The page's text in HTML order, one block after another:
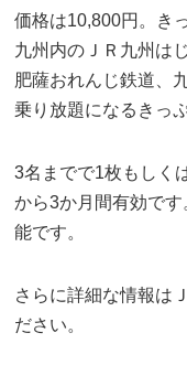
価格は10,800円。き
九州内のＪＲ九州は
肥薩おれんじ鉄道、
乗り放題になるきっ
3名までで1枚もしく
から3か月間有効で
能です。
さらに詳細な情報は
ださい。